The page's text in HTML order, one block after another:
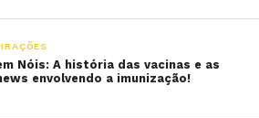
Nóis: A história das vacinas e as
envolvendo a imunização!